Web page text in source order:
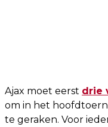
Ajax moet eerst drie
om in het
te geraken. Voor